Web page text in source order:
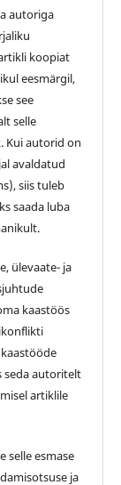
autoriga
koopiat
eesmärgil,
see
selle
Kui autorid on
avaldatud
siis tuleb
saada luba
ja
kaastöös
seda autoritelt
artiklile
selle esmase
ja